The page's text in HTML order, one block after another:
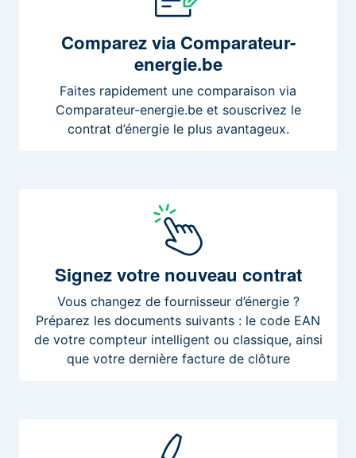
Comparezvia Comparateur-
energie.be
Faites rapidement une comparaison via
Comparateur-energie.be et souscrivez le
contrat d’énergie le plus avantageux.
Signezvotre nouveau contrat
Vous changez de fournisseur d’énergie ?
Préparez les documents suivants : le code EAN
de votre compteur intelligent ou classique, ainsi
que votre dernière facture de clôture